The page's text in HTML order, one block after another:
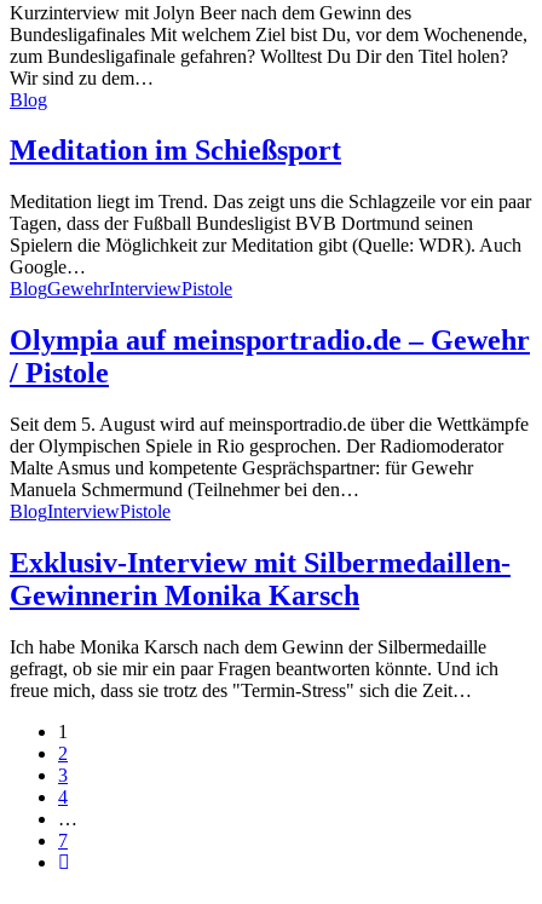
Kurzinterview mit Jolyn Beer nach dem Gewinn des
Bundesligafinales Mit welchem Ziel bist Du, vor dem Wochenende,
zum Bundesligafinale gefahren? Wolltest Du Dir den Titel holen?
Wir sind zu dem…
Blog
Meditation im Schießsport
Meditation liegt im Trend. Das zeigt uns die Schlagzeile vor ein paar
Tagen, dass der Fußball Bundesligist BVB Dortmund seinen
Spielern die Möglichkeit zur Meditation gibt (Quelle: WDR). Auch
Google…
BlogGewehrInterviewPistole
Olympia auf meinsportradio.de – Gewehr
/ Pistole
Seit dem 5. August wird auf meinsportradio.de über die Wettkämpfe
der Olympischen Spiele in Rio gesprochen. Der Radiomoderator
Malte Asmus und kompetente Gesprächspartner: für Gewehr
Manuela Schmermund (Teilnehmer bei den…
BlogInterviewPistole
Exklusiv-Interview mit Silbermedaillen-
Gewinnerin Monika Karsch
Ich habe Monika Karsch nach dem Gewinn der Silbermedaille
gefragt, ob sie mir ein paar Fragen beantworten könnte. Und ich
freue mich, dass sie trotz des "Termin-Stress" sich die Zeit…
1
2
3
4
…
7